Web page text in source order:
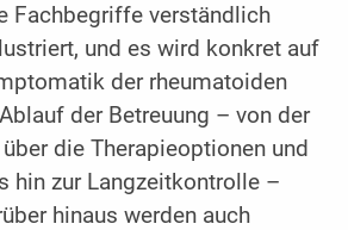
Fachbegriffe verständlich
und es wird konkret auf
der rheumatoiden
der Betreuung – von der
die Therapieoptionen und
hin zur Langzeitkontrolle –
hinaus werden auch